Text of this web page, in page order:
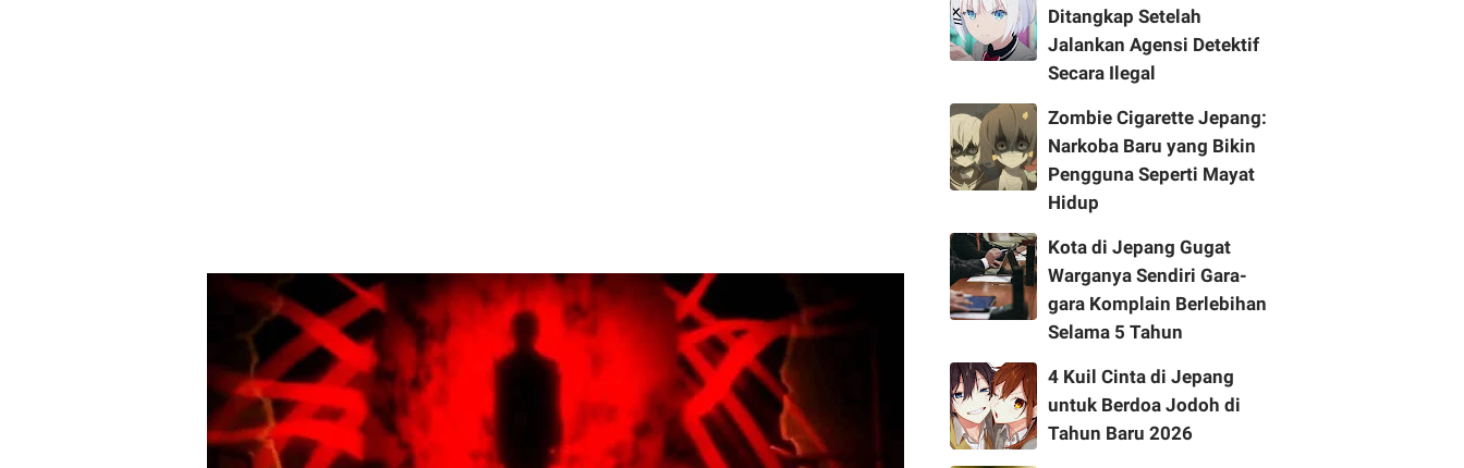
Ditangkap Setelah
Jalankan Agensi Detektif
Secara Ilegal
Zombie Cigarette Jepang:
Narkoba Baru yang Bikin
Pengguna Seperti Mayat
Hidup
Kota di Jepang Gugat
Warganya Sendiri Gara-
gara Komplain Berlebihan
Selama 5 Tahun
4 Kuil Cinta di Jepang
untuk Berdoa Jodoh di
Tahun Baru 2026